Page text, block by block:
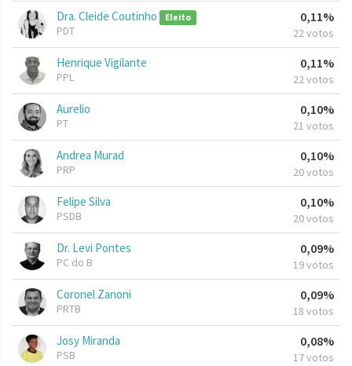
Dra. Cleide Coutinho Eleito
PDT
0,11%
22 votos
Henrique Vigilante
PPL
0,11%
22 votos
Aurelio
PT
0,10%
21 votos
Andrea Murad
PRP
0,10%
20 votos
Felipe Silva
PSDB
0,10%
20 votos
Dr. Levi Pontes
PC do B
0,09%
19 votos
Coronel Zanoni
PRTB
0,09%
18 votos
Josy Miranda
PSB
0,08%
17 votos